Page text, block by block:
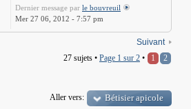
Dernier message par le bouvreuil
Mer 27 06, 2012 - 7:57 pm
Suivant
27 sujets • Page 1 sur 2 • 1 2
Aller vers:
Bétisier apicole